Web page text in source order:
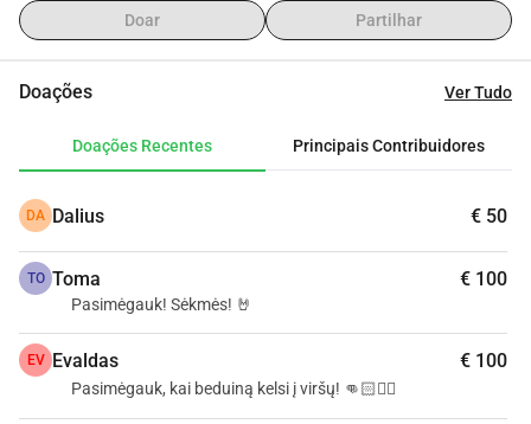
Hoje chegou a hora do meu maior desafio participar das
corridas mais difíceis do mundo, o Rally Dakar. É um
tempo é um projeto que exige um imenso preparo e
Por isso, valorizo muito cada apoio.
Seu apoio me ajuda a dar mais um passo em direção à
linha de partida do Dakar. Obrigado por fazer parte desta
jornada
Doar Partilhar
Doações Ver Tudo
Doações Recentes Principais Contribuidores
DA Dalius € 50
TO Toma € 100
Pasimėgauk! Sėkmės! 🤘
EV Evaldas € 100
Pasimėgauk, kai beduiną kelsi į viršų! 👊🏻✊🏻